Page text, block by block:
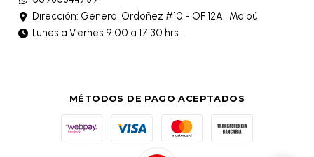
Dirección: General Ordoñez #10 - OF 12A | Maipú
Lunes a Viernes 9:00 a 17:30 hrs.
MÉTODOS DE PAGO ACEPTADOS